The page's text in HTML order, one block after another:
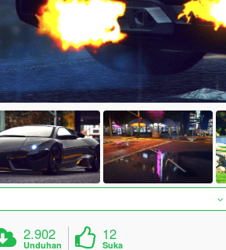
2.902
Unduhan
12
Suka